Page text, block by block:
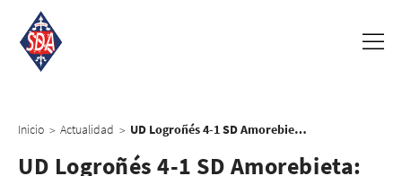
Inicio > Actualidad > UD Logroñés 4-1 SD Amorebieta: Los azules caen en Las Gaunas ante un rival más inspirado
UD Logroñés 4-1 SD Amorebieta: